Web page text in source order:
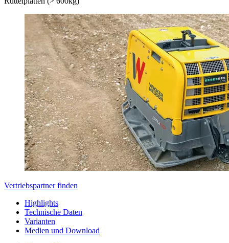
Vertriebspartner finden
Highlights
Technische Daten
Varianten
Medien und Download